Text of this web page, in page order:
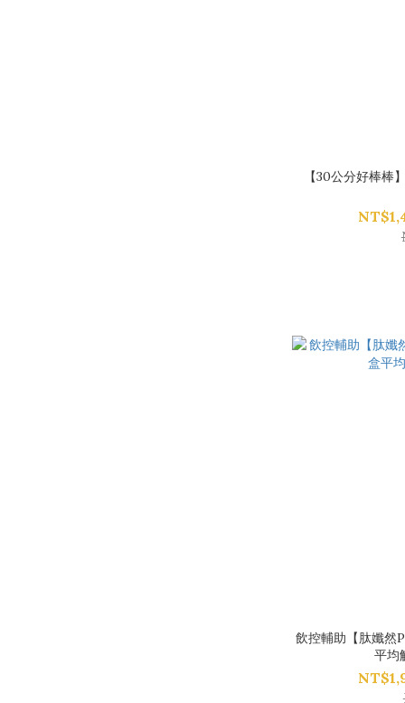
【30公分好棒
飲控輔助【肽孅然
平均